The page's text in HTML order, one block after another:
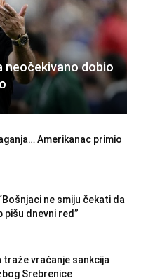
neočekivano dobio
Amerikanac primio
ne smiju čekati da
pišu dnevni red”
traže vraćanje sankcija
Srebrenice